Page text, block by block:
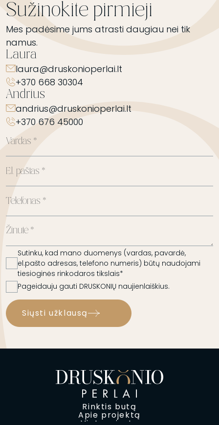
Sužinokite pirmieji
Mes padėsime jums atrasti daugiau nei tik
namus.
Laura
laura@druskonioperlai.lt
+370 668 30304
Andrius
andrius@druskonioperlai.lt
+370 676 45000
Sutinku, kad mano duomenys (vardas, pavardė,
el.pašto adresas, telefono numeris) būtų naudojami
tiesioginės rinkodaros tikslais*
Pageidauju gauti DRUSKONIŲ naujienlaiškius.
Siųsti užklausą
Rinktis butą
Apie projektą